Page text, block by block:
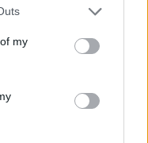
one or more Google
You may click to
third-party tags to
in below Google
my